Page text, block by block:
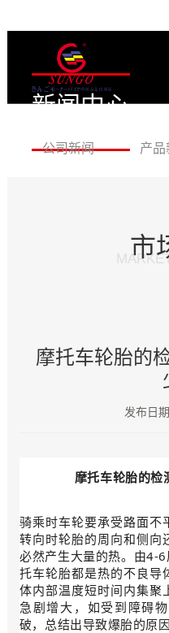
新闻中心
公司新闻
产品
市
摩托车轮胎的
发布日
摩托车轮胎的检
骑乘时车轮要承受路面不
转向时轮胎的周向和侧向
必然产生大量的热。由4-
托车轮胎都是热的不良导
体内部温度短时间内集聚
急剧增大，如受到障碍
破，总结出导致爆胎的原